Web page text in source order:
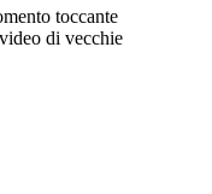
toccante
di vecchie